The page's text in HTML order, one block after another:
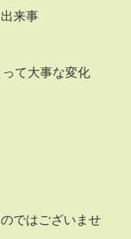
来事
って大事な変化
ではございませ